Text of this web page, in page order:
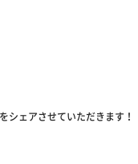
シェアさせていただきます！